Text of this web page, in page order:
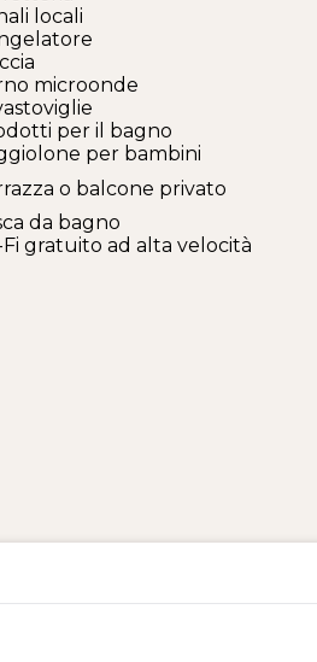
locali
microonde
per il bagno
per bambini
o balcone privato
da bagno
gratuito ad alta velocità